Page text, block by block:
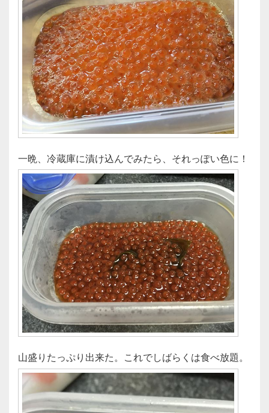
一晩、冷蔵庫に漬け込んでみたら、それっぽい色に！
山盛りたっぷり出来た。これでしばらくは食べ放題。